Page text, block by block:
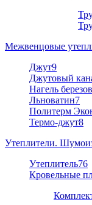
Межвенцовые
Джут9
Джутовый
Нагель
Льноватин7
Политерм
Термо-джут8
Утеплители.
Утеплитель76
Кровельные